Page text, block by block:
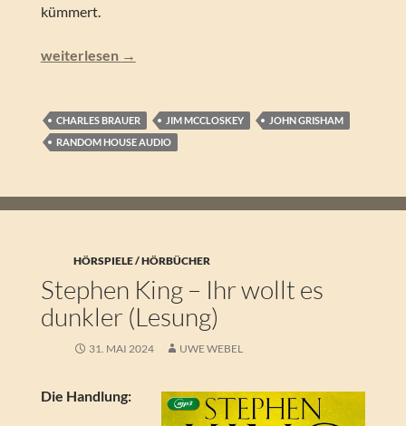
kümmert.
John Grisham & Jim McCloskey – Unschuldig. True
weiterlesen →
CHARLES BRAUER JIM MCCLOSKEY
JOHN GRISHAM
RANDOM HOUSE AUDIO
HÖRSPIELE / HÖRBÜCHER
Stephen King – Ihr wollt es
dunkler (Lesung)
31. MAI 2024 UWE WEBEL
Die Handlung: